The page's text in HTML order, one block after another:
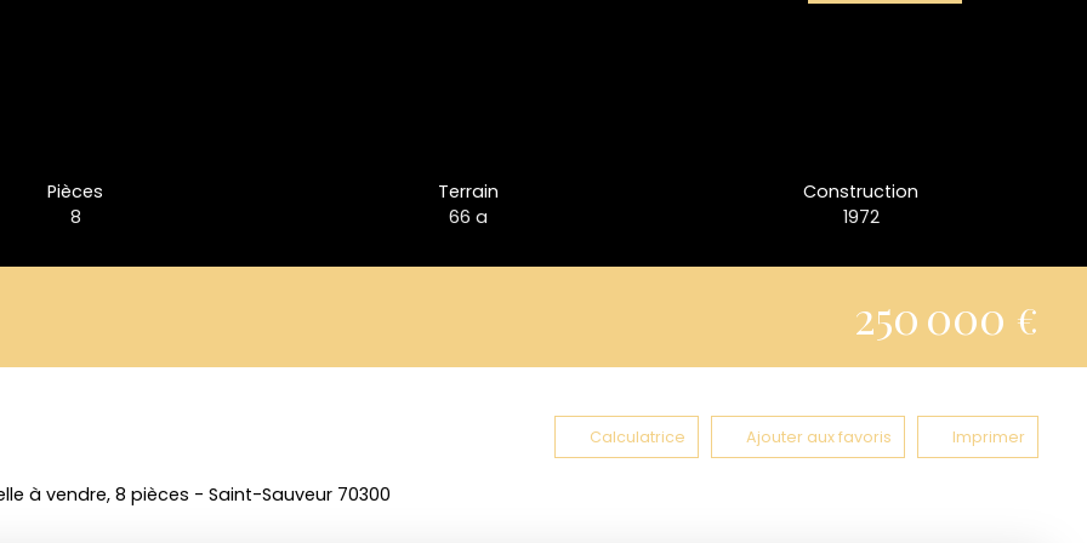
Pièces
8
Terrain
66 a
Construction
1972
250 000 €
Calculatrice Ajouter aux favoris Imprimer
à vendre, 8 pièces - Saint-Sauveur 70300